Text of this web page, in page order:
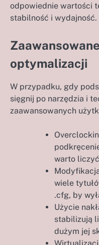
odpowiednie wartości
stabilność i wydajność.
optymalizacji
W przypadku, gdy
sięgnij po narzędzia i
zaawansowanych
warto
wiele
.cfg, by
Użycie
stabilizują
dużym jej